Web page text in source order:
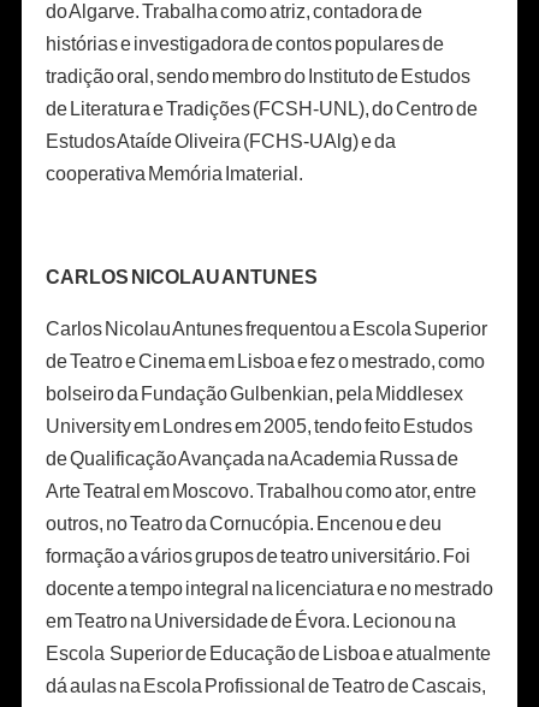
do Algarve. Trabalha como atriz, contadora de
histórias e investigadora de contos populares de
tradição oral, sendo membro do Instituto de Estudos
de Literatura e Tradições (FCSH-UNL), do Centro de
Estudos Ataíde Oliveira (FCHS-UAlg) e da
cooperativa Memória Imaterial.
CARLOS NICOLAU ANTUNES
Carlos Nicolau Antunes frequentou a Escola Superior
de Teatro e Cinema em Lisboa e fez o mestrado, como
bolseiro da Fundação Gulbenkian, pela Middlesex
University em Londres em 2005, tendo feito Estudos
de Qualificação Avançada na Academia Russa de
Arte Teatral em Moscovo. Trabalhou como ator, entre
outros, no Teatro da Cornucópia. Encenou e deu
formação a vários grupos de teatro universitário. Foi
docente a tempo integral na licenciatura e no mestrado
em Teatro na Universidade de Évora. Lecionou na
Escola Superior de Educação de Lisboa e atualmente
dá aulas na Escola Profissional de Teatro de Cascais,